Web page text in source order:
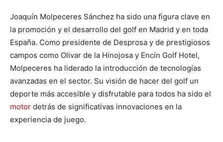
Joaquín Molpeceres Sánchez ha sido una figura clave en
la promoción y el desarrollo del golf en Madrid y en toda
España. Como presidente de Desprosa y de prestigiosos
campos como Olivar de la Hinojosa y Encín Golf Hotel,
Molpeceres ha liderado la introducción de tecnologías
avanzadas en el sector. Su visión de hacer del golf un
deporte más accesible y disfrutable para todos ha sido el
motor detrás de significativas innovaciones en la
experiencia de juego.